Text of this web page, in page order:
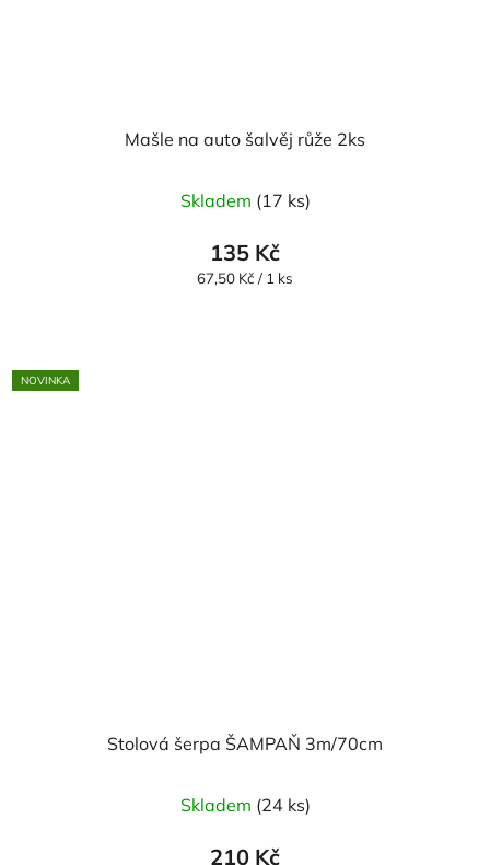
Mašle na auto šalvěj růže 2ks
Skladem (17 ks)
135 Kč
Měrná
67,50 Kč / 1 ks
NOVINKA
Stolová šerpa ŠAMPAŇ 3m/70cm
Skladem (24 ks)
210 Kč